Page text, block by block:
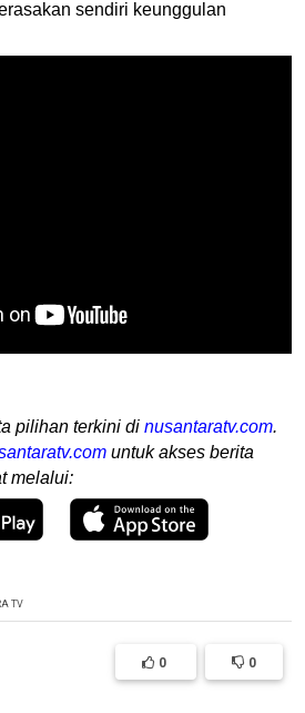
sendiri keunggulan
pilihan terkini di nusantaratv.com.
untuk akses berita
melalui:
TV
0 0